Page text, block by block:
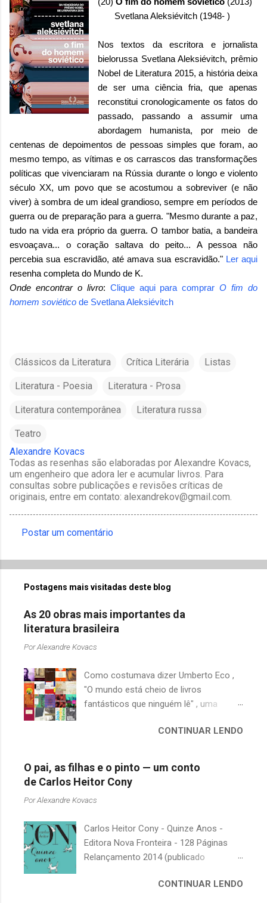
Svetlana Aleksiévitch (1948- )
Nos textos da escritora e jornalista
bielorussa Svetlana Aleksiévitch, prêmio
Nobel de Literatura 2015, a história deixa
de ser uma ciência fria, que apenas
reconstitui cronologicamente os fatos do
passado, passando a assumir uma
abordagem humanista, por meio de
centenas de depoimentos de pessoas simples que foram, ao
mesmo tempo, as vítimas e os carrascos das transformações
políticas que vivenciaram na Rússia durante o longo e violento
século XX, um povo que se acostumou a sobreviver (e não
viver) à sombra de um ideal grandioso, sempre em períodos de
guerra ou de preparação para a guerra. "Mesmo durante a paz,
tudo na vida era próprio da guerra. O tambor batia, a bandeira
esvoaçava... o coração saltava do peito... A pessoa não
percebia sua escravidão, até amava sua escravidão."Ler aqui
resenha completa do Mundo de K.
Onde encontrar o livro: Clique aqui para comprarO fim do
homem soviético de Svetlana Aleksiévitch
Clássicos da Literatura Crítica Literária Listas
Literatura - Poesia Literatura - Prosa
Literatura contemporânea Literatura russa
Teatro
Alexandre Kovacs
Todas as resenhas são elaboradas por Alexandre Kovacs,
um engenheiro que adora ler e acumular livros. Para
consultas sobre publicações e revisões críticas de
originais, entre em contato: alexandrekov@gmail.com.
o
n
t
á
o
s
Postar um comentário
Postagens mais visitadas deste blog
As 20 obras mais importantes da
literatura brasileira
PorAlexandre Kovacs
Como costumava dizer Umberto Eco ,
"O mundo está cheio de livros
fantásticos que ninguém lê" , uma
quando falamos de clássicos da
escritores brasileiros, somos forçados
a uma avaliação burocrática na escola e
acabamos adquirindo uma certa
antipatia a determinado livro ou autor
justamente o contrário. É surpreendente
como uma segunda visita a essas
obras, já em nossa maturidade, pode
escondido, bem ali na nossa estante.
CONTINUAR LENDO
O pai, as filhas e o pinto — um conto
de Carlos Heitor Cony
PorAlexandre Kovacs
Carlos Heitor Cony - Quinze Anos -
Editora Nova Fronteira - 128 Páginas
Relançamento 2014 (publicado
com deliciosos contos sobre a infância
CONTINUAR LENDO